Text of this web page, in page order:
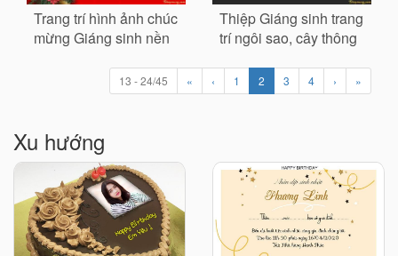
Trang trí hình ảnh chúc
mừng Giáng sinh nền
Thiệp Giáng sinh trang
trí ngôi sao, cây thông
13 - 24/45 « ‹ 1 2 3 4 › »
Xu hướng